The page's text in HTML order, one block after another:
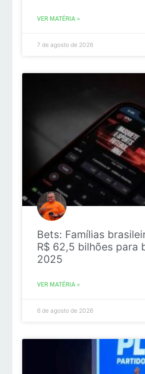
VER MATÉRIA »
7 de agosto de 2026
Bets: Famílias
R$ 62,5 bilhões para
2025
VER MATÉRIA »
6 de agosto de 2026